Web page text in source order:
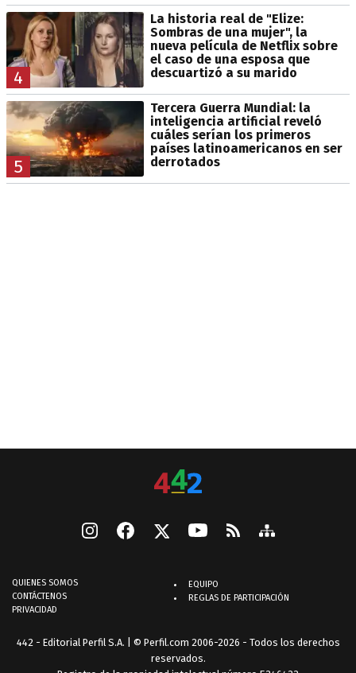
4
La historia real de "Elize:
Sombras de una mujer", la
nueva película de Netflix sobre
el caso de una esposa que
descuartizó a su marido
5
Tercera Guerra Mundial: la
inteligencia artificial reveló
cuáles serían los primeros
países latinoamericanos en ser
derrotados
QUIENES SOMOS
CONTÁCTENOS
PRIVACIDAD
EQUIPO
REGLAS DE PARTICIPACIÓN
442 - Editorial Perfil S.A. | © Perfil.com 2006-2026 - Todos los derechos
reservados.